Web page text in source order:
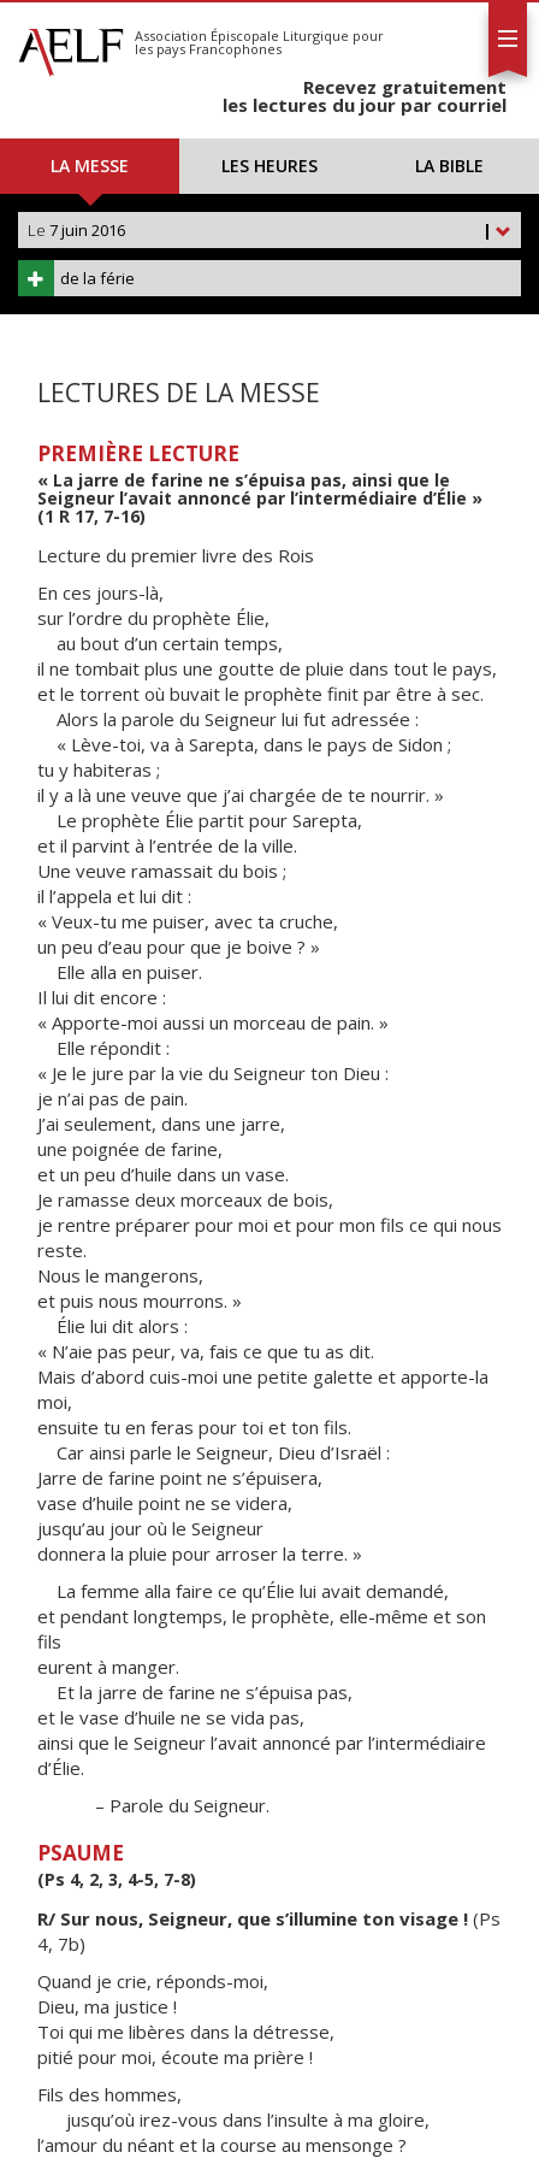
S'abonner
Calendrier
Association Épiscopale Liturgique pour
les pays Francophones
Recevez gratuitement
les lectures du jour par courriel
LA MESSE LES HEURES LA BIBLE
|
Le 7 juin 2016
de la férie
LECTURES DE LA MESSE
PREMIÈRE LECTURE
« La jarre de farine ne s’épuisa pas, ainsi que le
Seigneur l’avait annoncé par l’intermédiaire d’Élie »
(1 R 17, 7-16)
Lecture du premier livre des Rois
En ces jours-là,
sur l’ordre du prophète Élie,
au bout d’un certain temps,
il ne tombait plus une goutte de pluie dans tout le pays,
et le torrent où buvait le prophète finit par être à sec.
Alors la parole du Seigneur lui fut adressée :
« Lève-toi, va à Sarepta, dans le pays de Sidon ;
tu y habiteras ;
il y a là une veuve que j’ai chargée de te nourrir. »
Le prophète Élie partit pour Sarepta,
et il parvint à l’entrée de la ville.
Une veuve ramassait du bois ;
il l’appela et lui dit :
« Veux-tu me puiser, avec ta cruche,
un peu d’eau pour que je boive ? »
Elle alla en puiser.
Il lui dit encore :
« Apporte-moi aussi un morceau de pain. »
Elle répondit :
« Je le jure par la vie du Seigneur ton Dieu :
je n’ai pas de pain.
J’ai seulement, dans une jarre,
une poignée de farine,
et un peu d’huile dans un vase.
Je ramasse deux morceaux de bois,
je rentre préparer pour moi et pour mon fils ce qui nous
reste.
Nous le mangerons,
et puis nous mourrons. »
Élie lui dit alors :
« N’aie pas peur, va, fais ce que tu as dit.
Mais d’abord cuis-moi une petite galette et apporte-la
moi,
ensuite tu en feras pour toi et ton fils.
Car ainsi parle le Seigneur, Dieu d’Israël :
Jarre de farine point ne s’épuisera,
vase d’huile point ne se videra,
jusqu’au jour où le Seigneur
donnera la pluie pour arroser la terre. »
La femme alla faire ce qu’Élie lui avait demandé,
et pendant longtemps, le prophète, elle-même et son
fils
eurent à manger.
Et la jarre de farine ne s’épuisa pas,
et le vase d’huile ne se vida pas,
ainsi que le Seigneur l’avait annoncé par l’intermédiaire
d’Élie.
– Parole du Seigneur.
PSAUME
(Ps 4, 2, 3, 4-5, 7-8)
R/ Sur nous, Seigneur, que s’illumine ton visage ! (Ps
4, 7b)
Quand je crie, réponds-moi,
Dieu, ma justice !
Toi qui me libères dans la détresse,
pitié pour moi, écoute ma prière !
Fils des hommes,
jusqu’où irez-vous dans l’insulte à ma gloire,
l’amour du néant et la course au mensonge ?